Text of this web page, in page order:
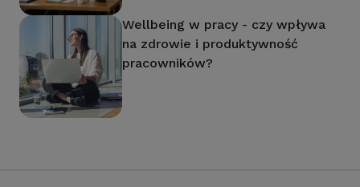
Wellbeing w pracy - czy wpływa
na zdrowie i produktywność
pracowników?